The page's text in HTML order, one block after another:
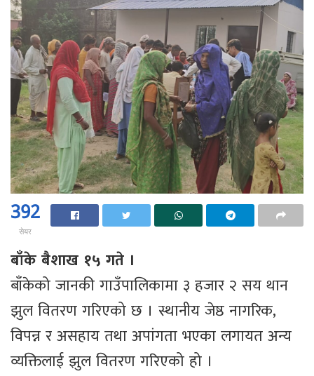
392
सेयर
बाँके बैशाख १५ गते ।
बाँकेको जानकी गाउँपालिकामा ३ हजार २ सय थान
झुल वितरण गरिएको छ । स्थानीय जेष्ठ नागरिक,
विपन्न र असहाय तथा अपांगता भएका लगायत अन्य
व्यक्तिलाई झुल वितरण गरिएको हो ।